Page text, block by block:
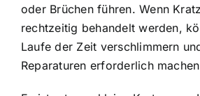
oder Brüchen führen. Wenn
rechtzeitig behandelt werden,
Laufe der Zeit verschlimmern
Reparaturen erforderlich